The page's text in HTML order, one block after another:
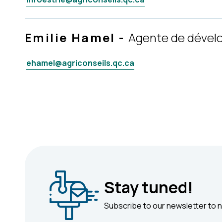
Emilie Hamel - Agente de
ehamel@agriconseils.qc.ca
Stay tuned!
Subscribe to our newsletter to